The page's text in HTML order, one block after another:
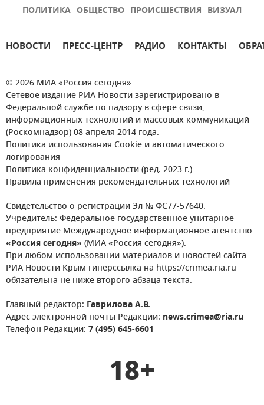
ПОЛИТИКА ОБЩЕСТВО ПРОИСШЕСТВИЯ ВИЗУАЛ
НОВОСТИ ПРЕСС-ЦЕНТР РАДИО КОНТАКТЫ
© 2026 МИА «Россия сегодня»
Сетевое издание РИА Новости зарегистрировано в
Федеральной службе по надзору в сфере связи,
информационных технологий и массовых коммуникаций
(Роскомнадзор) 08 апреля 2014 года.
Политика использования Cookie и автоматического
логирования
Политика конфиденциальности (ред. 2023 г.)
Правила применения рекомендательных технологий
Свидетельство о регистрации Эл № ФС77-57640.
Учредитель: Федеральное государственное унитарное
предприятие Международное информационное агентство
«Россия сегодня» (МИА «Россия сегодня»).
При любом использовании материалов и новостей сайта
РИА Новости Крым гиперссылка на https://crimea.ria.ru
обязательна не ниже второго абзаца текста.
Главный редактор: Гаврилова А.В.
Адрес электронной почты Редакции: news.crimea@ria.ru
Телефон Редакции: 7 (495) 645-6601
18+